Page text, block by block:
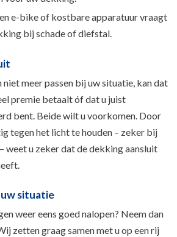
e-bike of kostbare apparatuur vraagt
bij schade of diefstal.
meer passen bij uw situatie, kan dat
premie betaalt óf dat u juist
bent. Beide wilt u voorkomen. Door
tegen het licht te houden – zeker bij
weet u zeker dat de dekking aansluit
uw situatie
weer eens goed nalopen? Neem dan
zetten graag samen met u op een rij